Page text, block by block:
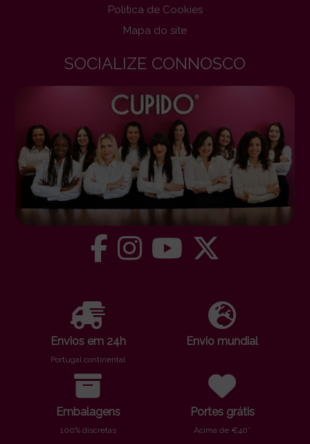
Politica de Cookies
Mapa do site
SOCIALIZE CONNOSCO
Envios em 24h
Portugal continental
Envio mundial
Embalagens
100% discretas
Portes grátis
Acima de €40*